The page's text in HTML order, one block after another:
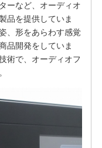
ーなど、オーディオ
品を提供していま
、形をあらわす感覚
品開発をしていま
術で、オーディオフ